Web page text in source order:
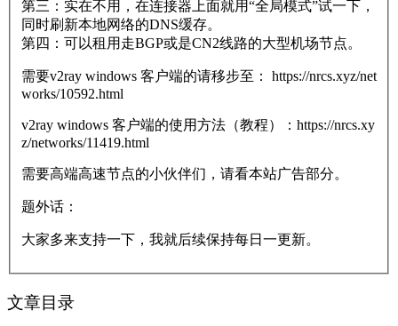
第三：实在不用，在连接器上面就用“全局模式”试一下，
同时刷新本地网络的DNS缓存。
第四：可以租用走BGP或是CN2线路的大型机场节点。
需要v2ray windows 客户端的请移步至： https://nrcs.xyz/net
works/10592.html
v2ray windows 客户端的使用方法（教程）：https://nrcs.xy
z/networks/11419.html
需要高端高速节点的小伙伴们，请看本站广告部分。
题外话：
大家多来支持一下，我就后续保持每日一更新。
文章目录